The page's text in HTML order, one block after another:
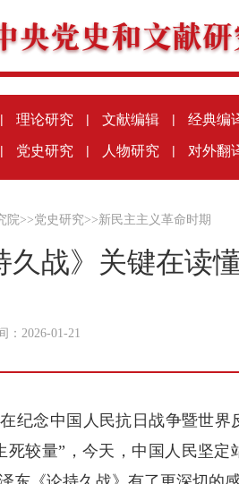
| 理论研究 | 文献编辑 | 经典编
| 党史研究 | 人物研究 | 对外翻
院>>党史研究>>新民主主义革命时期
久战》关键在读
：2026-01-21
纪念中国人民抗日战争暨世
死较量”，今天，中国人民坚